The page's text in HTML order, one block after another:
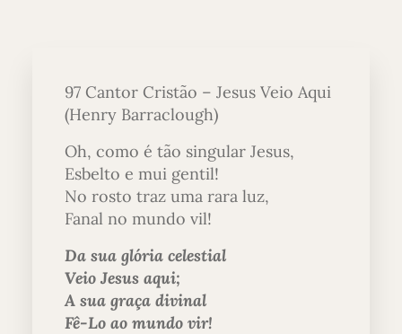
97 Cantor Cristão – Jesus Veio Aqui
(Henry Barraclough)
Oh, como é tão singular Jesus,
Esbelto e mui gentil!
No rosto traz uma rara luz,
Fanal no mundo vil!
Da sua glória celestial
Veio Jesus aqui;
A sua graça divinal
Fê-Lo ao mundo vir!